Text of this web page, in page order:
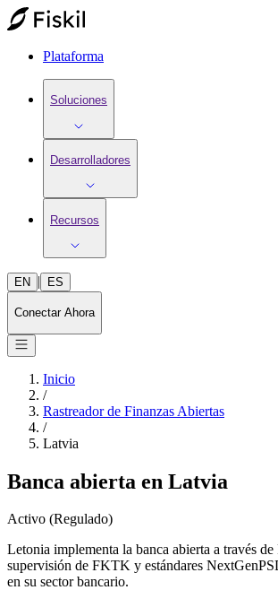
Plataforma
Soluciones
Desarrolladores
Recursos
EN | ES
Conectar Ahora
Inicio
/
Rastreador de Finanzas Abiertas
/
Latvia
Banca abierta en Latvia
Activo (Regulado)
Letonia implementa la banca abierta a través
supervisión de FKTK y estándares
en su sector bancario.